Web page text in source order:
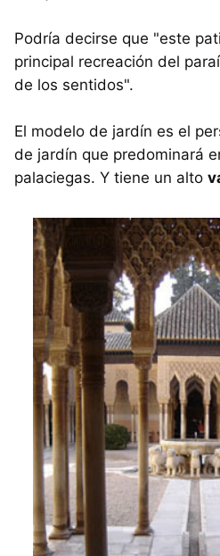
Podría decirse que "este
principal recreación del
de los sentidos".
El modelo de jardín es el
de jardín que predominará
palaciegas. Y tiene un alto